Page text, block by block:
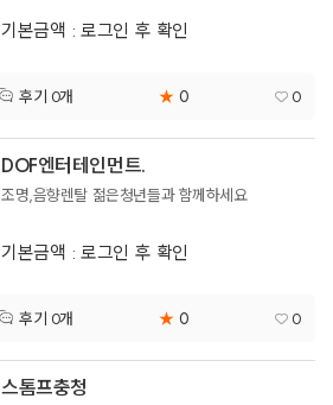
기본금액 : 로그인 후 확인
후기 0개 ★ 0 0
DOF엔터테인먼트.
조명,음향렌탈 젊은청년들과 함께하세요
기본금액 : 로그인 후 확인
후기 0개 ★ 0 0
스톰프충청